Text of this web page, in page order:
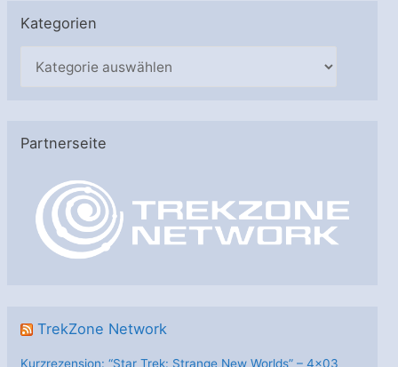
Kategorien
g
Partnerseite
TrekZone Network
Kurzrezension: “Star Trek: Strange New Worlds” – 4×03